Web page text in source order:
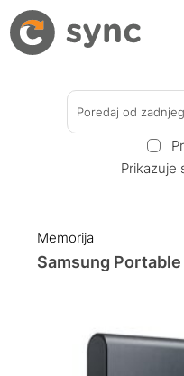
Poredaj od zadnjeg
Prikazuje
Memorija
Samsung Portable